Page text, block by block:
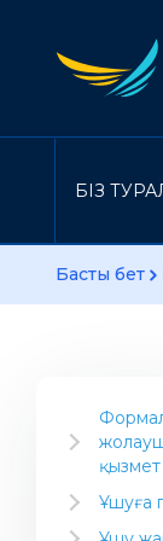
БІЗ
Басты бет
Салаға
Ұшуға